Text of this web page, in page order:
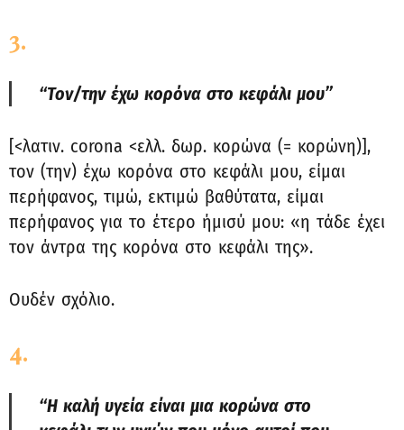
3.
“Τον/την έχω κορόνα στο κεφάλι μου”
[<λατιν. corona <ελλ. δωρ. κορώνα (= κορώνη)],
τον (την) έχω κορόνα στο κεφάλι μου, είμαι
περήφανος, τιμώ, εκτιμώ βαθύτατα, είμαι
περήφανος για το έτερο ήμισύ μου: «η τάδε έχει
τον άντρα της κορόνα στο κεφάλι της».
Ουδέν σχόλιο.
4.
“Η καλή υγεία είναι μια κορώνα στο